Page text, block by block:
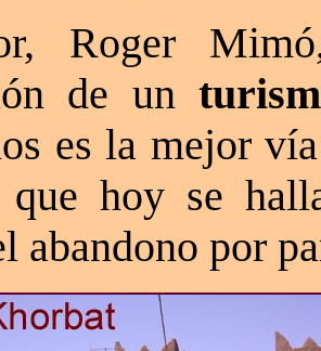
Roger
de un
es la mejor
hoy se
abandono por